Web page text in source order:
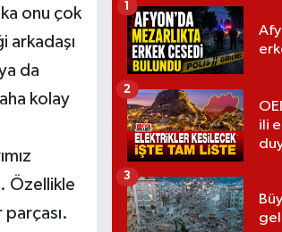
onu çok
arkadaşı
da
kolay
Özellikle
1
ili
2
3